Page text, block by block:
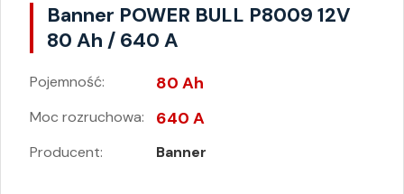
Banner POWER BULL P8009 12V
80 Ah / 640 A
Pojemność: 80 Ah
Moc rozruchowa: 640 A
Producent: Banner